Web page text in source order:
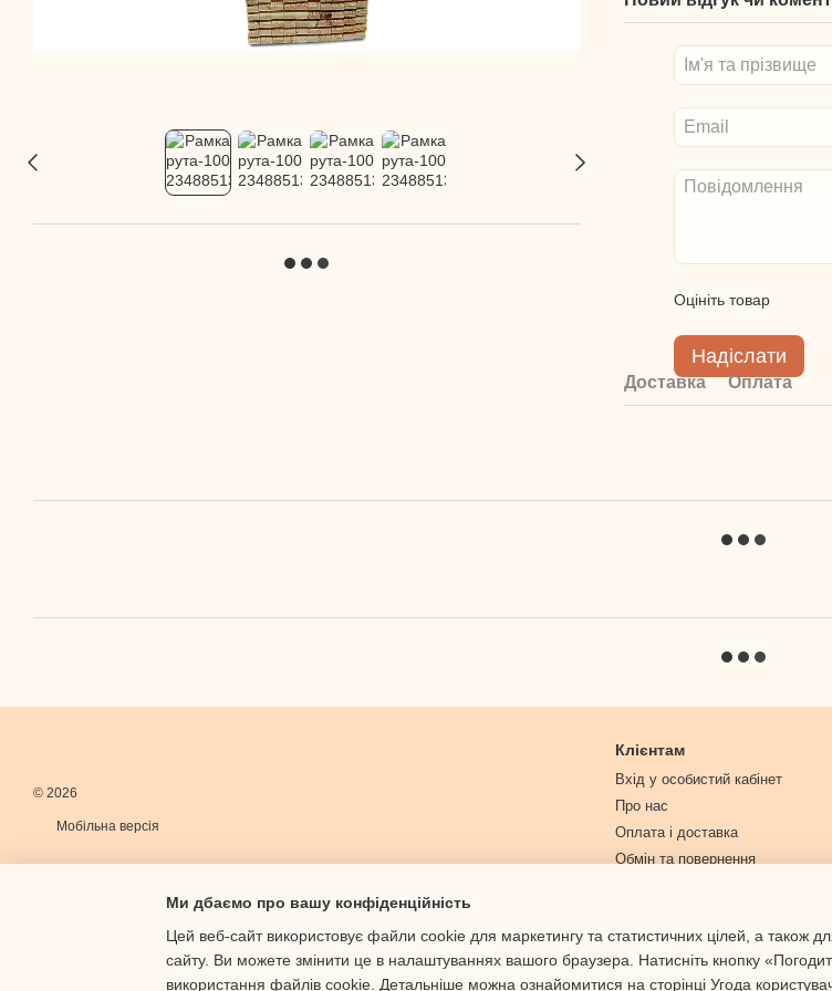
Оцініть товар
Надіслати
Доставка Оплата
© 2026
Мобільна версія
Клієнтам
Вхід у особистий кабінет
Про нас
Оплата і доставка
Обмін та повернення
Політика конфіденційності
Ми дбаємо про вашу конфіденційність
Цей веб-сайт використовує файли cookie для маркетингу та статистичних цілей, а також
сайту. Ви можете змінити це в налаштуваннях вашого браузера. Натисніть кнопку
використання файлів cookie. Детальніше можна ознайомитися на сторінці Угода